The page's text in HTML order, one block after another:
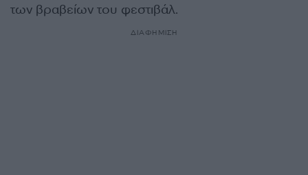
των βραβείων του φεστιβάλ.
ΔΙΑΦΗΜΙΣΗ